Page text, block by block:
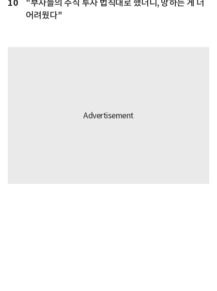
10
"부자들의 주식 투자 법칙대로 했더니, 망하는 게 더
어려웠다"